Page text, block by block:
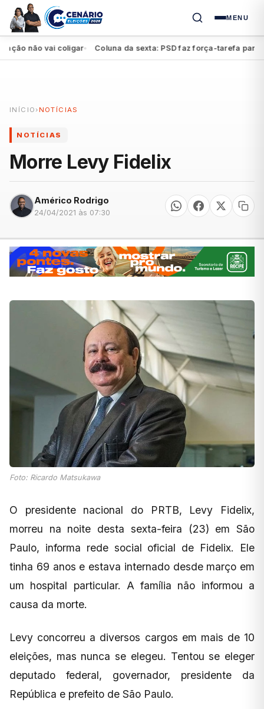
MENU
não vai coligar● Coluna da sexta: PSD faz força-tarefa para
INÍCIO › NOTÍCIAS
NOTÍCIAS
Morre Levy Fidelix
Américo Rodrigo
24/04/2021 às 07:30
Foto: Ricardo Matsukawa
O presidente nacional do PRTB, Levy Fidelix,
morreu na noite desta sexta-feira (23) em São
Paulo, informa rede social oficial de Fidelix. Ele
tinha 69 anos e estava internado desde março em
um hospital particular. A família não informou a
causa da morte.
Levy concorreu a diversos cargos em mais de 10
eleições, mas nunca se elegeu. Tentou se eleger
deputado federal, governador, presidente da
República e prefeito de São Paulo.